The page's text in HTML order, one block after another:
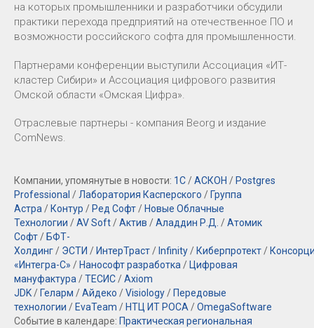
на которых промышленники и разработчики обсудили
практики перехода предприятий на отечественное ПО и
возможности российского софта для промышленности.
Партнерами конференции выступили Ассоциация «ИТ-
кластер Сибири» и Ассоциация цифрового развития
Омской области «Омская Цифра».
Отраслевые партнеры - компания Beorg и издание
ComNews.
Компании, упомянутые в новости: 1С /АСКОН / Postgres
Professional / Лаборатория Касперского / Группа
Астра / Контур / Ред Софт / Новые Облачные
Технологии /AV Soft /Актив /Аладдин Р.Д. /Атомик
Софт / БФТ-
Холдинг / ЭСТИ / ИнтерТраст / Infinity / Киберпротект /
«Интегра-С» / Нанософт разработка / Цифровая
мануфактура /ТЕСИС /Axiom
JDK / Геларм /Айдеко /Visiology / Передовые
технологии / EvaTeam / НТЦ ИТ РОСА /OmegaSoftware
Событие в календаре: Практическая региональная